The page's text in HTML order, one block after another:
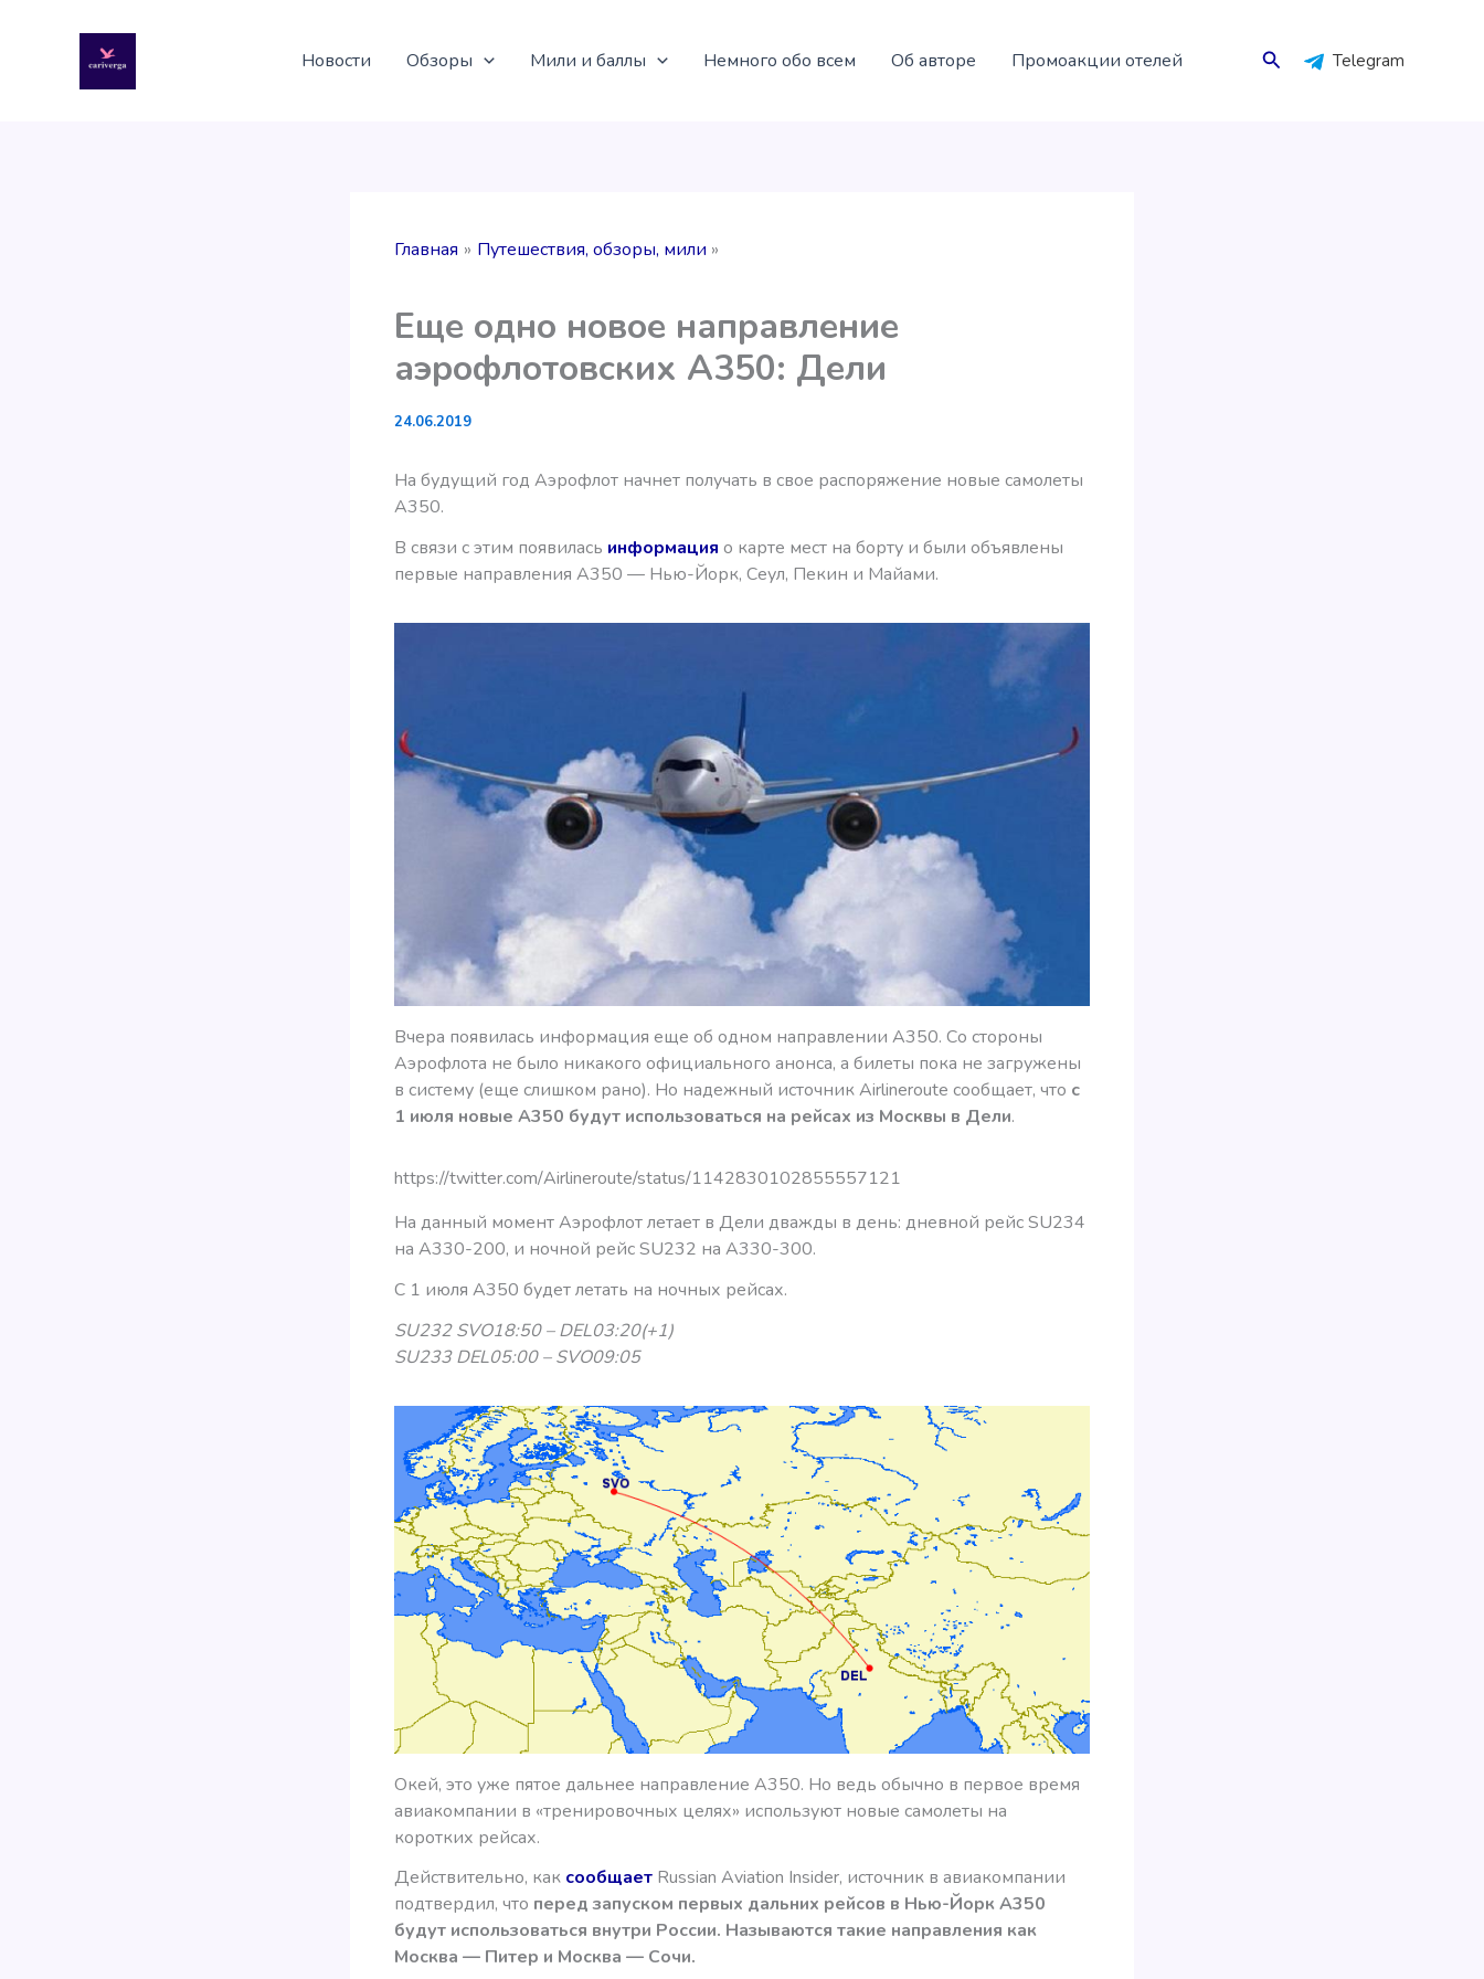
содержимому
Новости Обзоры Мили и баллы Немного обо всем Об авторе Промоакции отелей Поиск Telegram
Главная Путешествия, обзоры, мили
Еще одно новое направление
аэрофлотовских А350: Дели
24.06.2019
На будущий год Аэрофлот начнет получать в свое распоряжение новые самолеты
А350.
В связи с этим появилась информация о карте мест на борту и были объявлены
первые направления А350 — Нью-Йорк, Сеул, Пекин и Майами.
Вчера появилась информация еще об одном направлении А350. Со стороны
Аэрофлота не было никакого официального анонса, а билеты пока не загружены
в систему (еще слишком рано). Но надежный источник Airlineroute сообщает, что с
1 июля новые А350 будут использоваться на рейсах из Москвы в Дели.
https://twitter.com/Airlineroute/status/1142830102855557121
На данный момент Аэрофлот летает в Дели дважды в день: дневной рейс SU234
на А330-200, и ночной рейс SU232 на А330-300.
С 1 июля А350 будет летать на ночных рейсах.
SU232 SVO18:50 – DEL03:20(+1)
SU233 DEL05:00 – SVO09:05
Окей, это уже пятое дальнее направление А350. Но ведь обычно в первое время
авиакомпании в «тренировочных целях» используют новые самолеты на
коротких рейсах.
Действительно, как сообщает Russian Aviation Insider, источник в авиакомпании
подтвердил, что перед запуском первых дальних рейсов в Нью-Йорк А350
будут использоваться внутри России. Называются такие направления как
Москва — Питер и Москва — Сочи.